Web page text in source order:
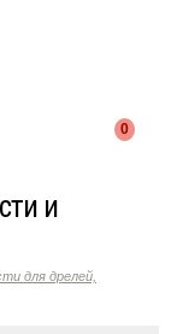
0
и
для дрелей,